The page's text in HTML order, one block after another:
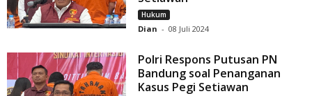
Hukum
Dian - 08 Juli 2024
Polri Respons Putusan PN
Bandung soal Penanganan
Kasus Pegi Setiawan